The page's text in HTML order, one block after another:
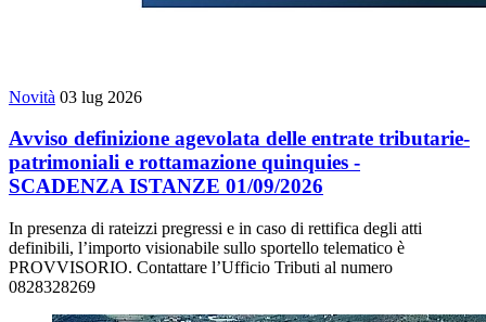
Novità 03 lug 2026
Avviso definizione agevolata delle entrate tributarie-
patrimoniali e rottamazione quinquies -
SCADENZA ISTANZE 01/09/2026
In presenza di rateizzi pregressi e in caso di rettifica degli atti
definibili, l’importo visionabile sullo sportello telematico è
PROVVISORIO. Contattare l’Ufficio Tributi al numero
0828328269